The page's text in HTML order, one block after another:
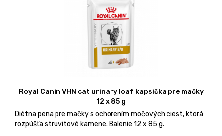
Royal Canin VHN cat urinary loaf kapsička pre mačky
12 x 85 g
Diétna pena pre mačky s ochorením močových ciest, ktorá
rozpúšťa struvitové kamene. Balenie 12 x 85 g.